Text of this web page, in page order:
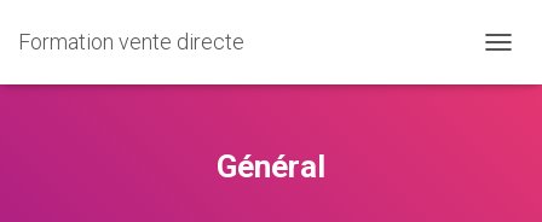
Formation vente directe
LA
Général